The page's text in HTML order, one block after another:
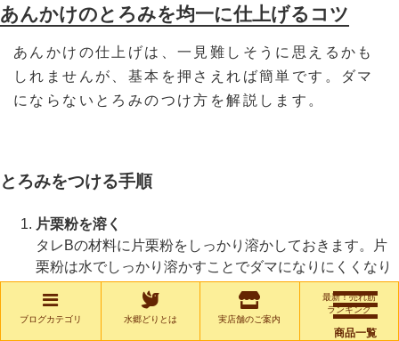
商品一覧
あんかけのとろみを均一に仕上げるコツ
あんかけの仕上げは、一見難しそうに思えるかも
しれませんが、基本を押さえれば簡単です。ダマ
にならないとろみのつけ方を解説します。
とろみをつける手順
片栗粉を溶く
タレBの材料に片栗粉をしっかり溶かしておきます。片
栗粉は水でしっかり溶かすことでダマになりにくくなり
ブログカテゴリ 水郷どりとは 実店舗のご案内
最新！売れ筋
ランキング